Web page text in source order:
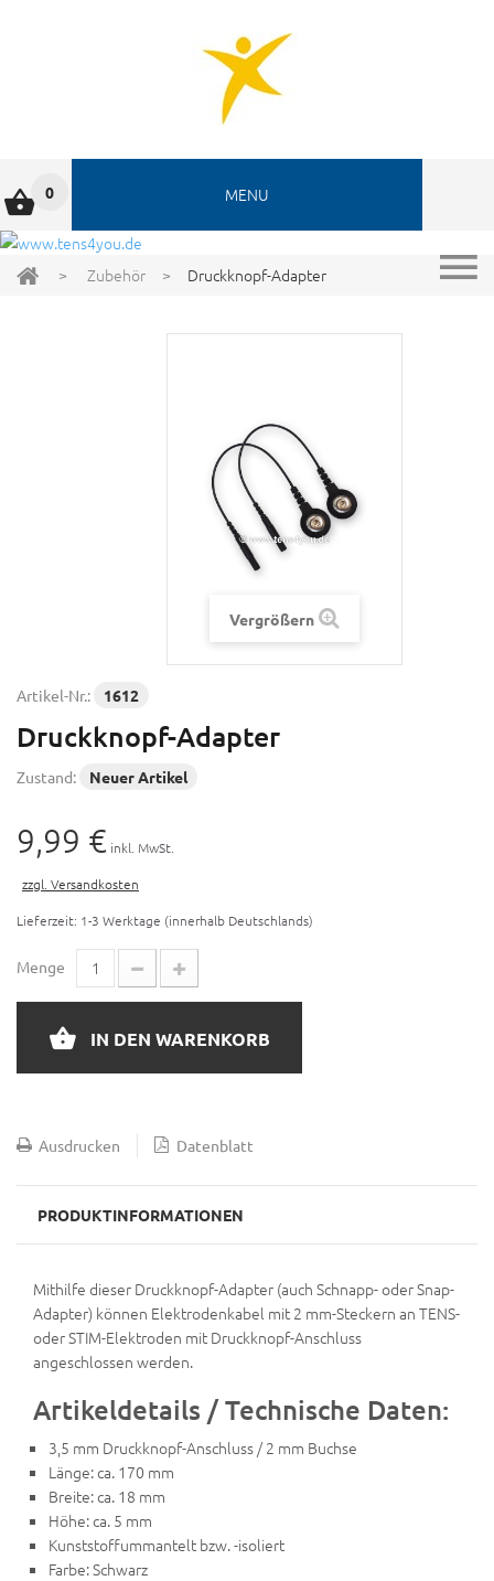
0 MENU
> Zubehör > Druckknopf-Adapter
Vergrößern
Artikel-Nr.: 1612
Druckknopf-Adapter
Zustand: Neuer Artikel
9,99 € inkl. MwSt.
zzgl. Versandkosten
Lieferzeit: 1-3 Werktage (innerhalb Deutschlands)
Menge
IN DEN WARENKORB
Ausdrucken Datenblatt
PRODUKTINFORMATIONEN
Mithilfe dieser Druckknopf-Adapter (auch Schnapp- oder Snap-
Adapter) können Elektrodenkabel mit 2 mm-Steckern an TENS-
oder STIM-Elektroden mit Druckknopf-Anschluss
angeschlossen werden.
Artikeldetails / Technische Daten:
3,5 mm Druckknopf-Anschluss / 2 mm Buchse
Länge: ca. 170 mm
Breite: ca. 18 mm
Höhe: ca. 5 mm
Kunststoffummantelt bzw. -isoliert
Farbe: Schwarz